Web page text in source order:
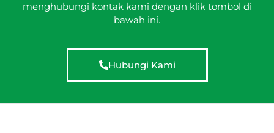
menghubungi kontak kami dengan klik tombol di
bawah ini.
Hubungi Kami